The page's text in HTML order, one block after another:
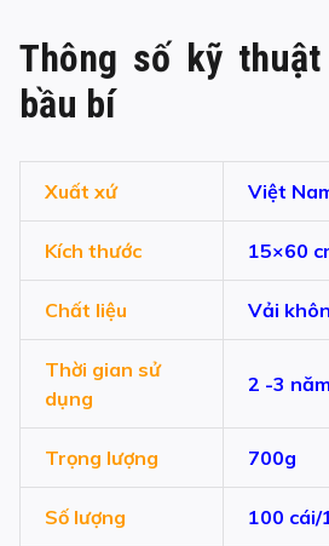
Thông số kỹ
bầu bí
Xuất xứ Việt
Kích thước 15×60
Chất liệu Vải
Thời gian sử
dụng
2 -3 năm
Trọng lượng 700g
Số lượng 100 cái/